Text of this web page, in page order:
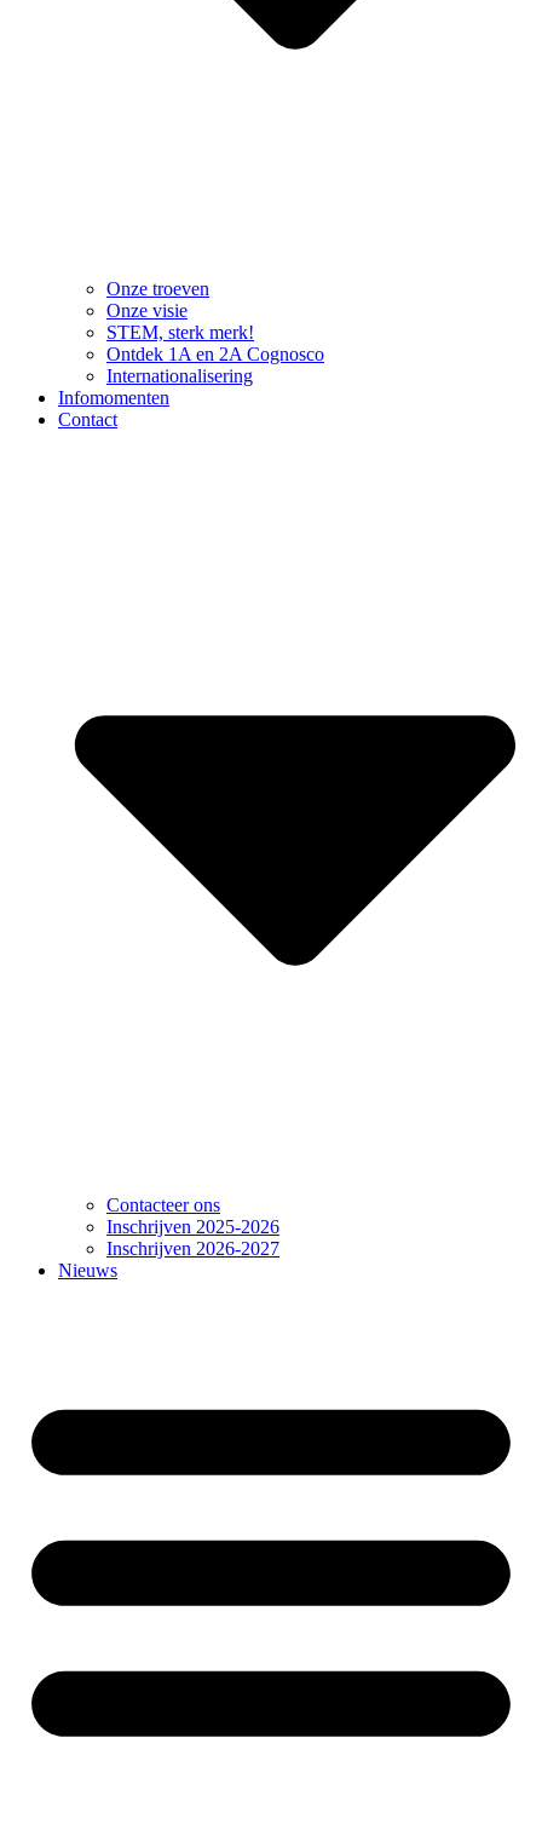
Onze troeven
Onze visie
STEM, sterk merk!
Ontdek 1A en 2A Cognosco
Internationalisering
Infomomenten
Contact
Contacteer ons
Inschrijven 2025-2026
Inschrijven 2026-2027
Nieuws